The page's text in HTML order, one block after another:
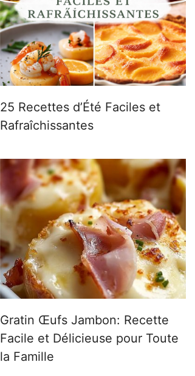
25 Recettes d’Été Faciles et
Rafraîchissantes
Gratin Œufs Jambon: Recette
Facile et Délicieuse pour Toute
la Famille